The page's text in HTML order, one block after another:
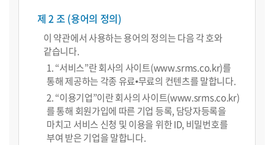
제 2 조 (용어의 정의)
이 약관에서 사용하는 용어의 정의는 다음 각 호와
같습니다.
1. “서비스”란 회사의 사이트(www.srms.co.kr)를
통해 제공하는 각종 유료•무료의 컨텐츠를 말합니다.
2. “이용기업”이란 회사의 사이트(www.srms.co.kr)
를 통해 회원가입에 따른 기업 등록, 담당자등록을
마치고 서비스 신청 및 이용을 위한 ID, 비밀번호를
부여 받은 기업을 말합니다.